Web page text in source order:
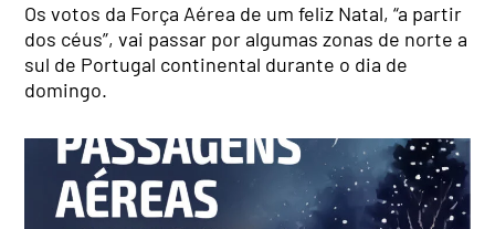
Os votos da Força Aérea de um feliz Natal, “a partir
dos céus”, vai passar por algumas zonas de norte a
sul de Portugal continental durante o dia de
domingo.